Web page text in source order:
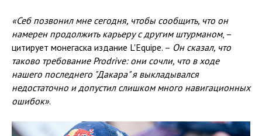
«Себ позвонил мне сегодня, чтобы сообщить, что он
намерен продолжить карьеру с другим штурманом, –
цитирует монегаска издание L'Equipe. – Он сказал, что
таково требование Prodrive: они сочли, что в ходе
нашего последнего "Дакара" я выкладывался
недостаточно и допустил слишком много навигационных
ошибок».